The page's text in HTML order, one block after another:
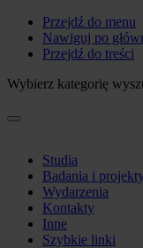
Przejdź do menu
Nawiguj po
Przejdź do treści
Wybierz kategorię
Studia
Badania i
Wydarzenia
Kontakty
Inne
Szybkie linki